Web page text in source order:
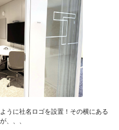
うに社名ロゴを設置！その横にある
、、、